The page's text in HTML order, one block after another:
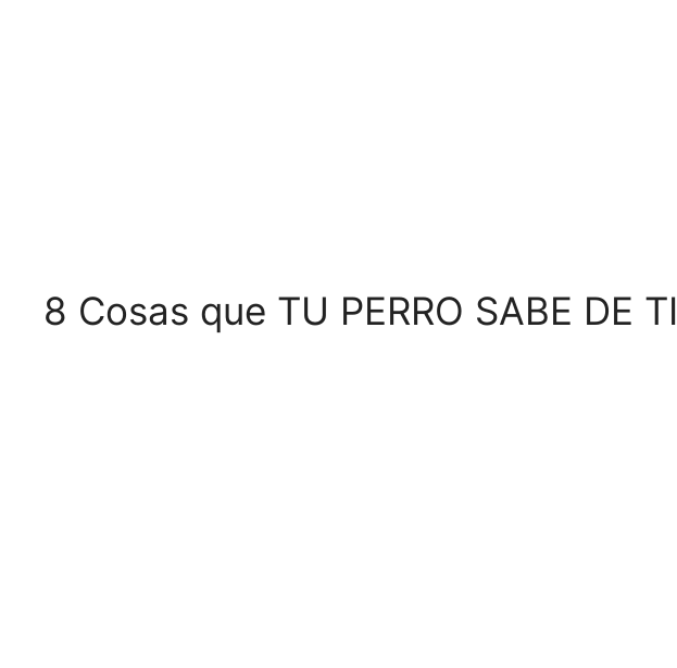
8 Cosas que TU PERRO SABE DE TI